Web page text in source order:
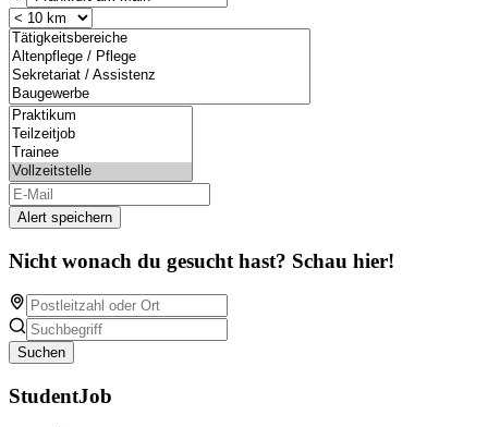
Alert speichern
Nicht wonach du gesucht hast? Schau hier!
Suchen
StudentJob